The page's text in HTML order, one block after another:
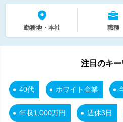
勤務地・本社 職種
注目のキー
40代 ホワイト企業
年収1,000万円 週休3日